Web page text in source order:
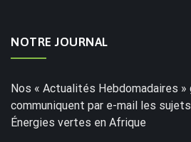
NOTRE JOURNAL
Nos « Actualités Hebdomadaires
communiquent par e-mail les
Énergies vertes en Afrique